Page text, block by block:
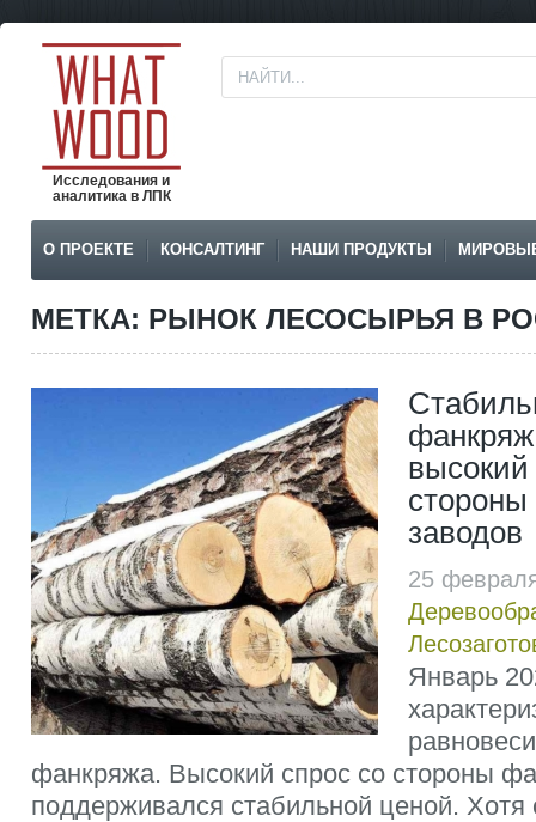
Исследования и
аналитика в ЛПК
О ПРОЕКТЕ КОНСАЛТИНГ НАШИ ПРОДУКТЫ
МЕТКА: РЫНОК ЛЕСОСЫРЬЯ В
высокий
заводов
25
Январь
фанкряжа. Высокий спрос со стороны
поддерживался стабильной ценой. Хотя